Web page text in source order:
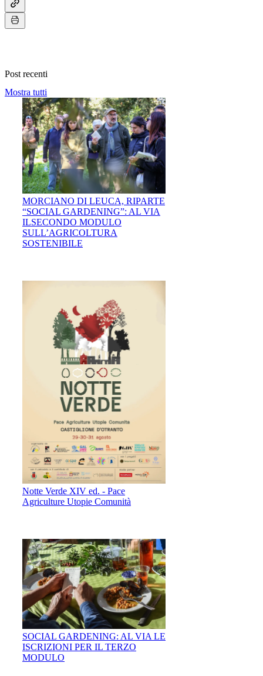
Post recenti
Mostra tutti
MORCIANO DI LEUCA, RIPARTE
“SOCIAL GARDENING”: AL VIA
ILSECONDO MODULO
SULL’AGRICOLTURA
SOSTENIBILE
Notte Verde XIV ed. - Pace
Agriculture Utopie Comunità
SOCIAL GARDENING: AL VIA LE
ISCRIZIONI PER IL TERZO
MODULO